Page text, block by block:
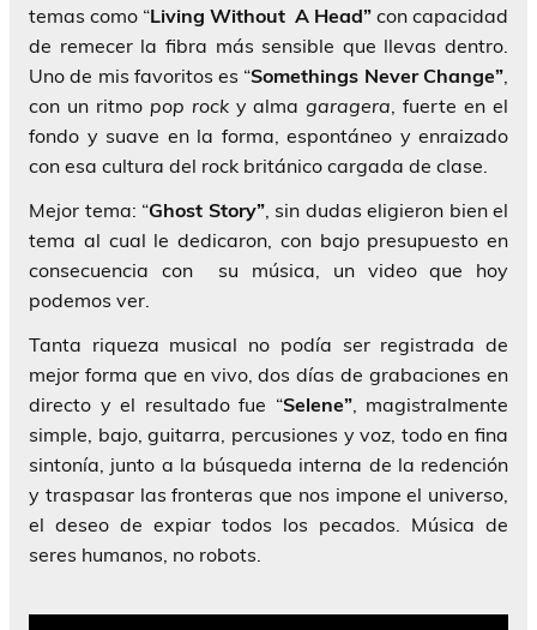
temas como “Living Without A Head” con capacidad
de remecer la fibra más sensible que llevas dentro.
Uno de mis favoritos es “Somethings Never Change”,
con un ritmo pop rocky almagaragera, fuerte en el
fondo y suave en la forma, espontáneo y enraizado
con esa cultura del rock británico cargada de clase.
Mejor tema: “Ghost Story”, sin dudas eligieron bien el
tema al cual le dedicaron, con bajo presupuesto en
consecuencia con su música, un video que hoy
podemos ver.
Tanta riqueza musical no podía ser registrada de
mejor forma que en vivo, dos días de grabaciones en
directo y el resultado fue “Selene”, magistralmente
simple, bajo, guitarra, percusiones y voz, todo en fina
sintonía, junto a la búsqueda interna de la redención
y traspasar las fronteras que nos impone el universo,
el deseo de expiar todos los pecados. Música de
seres humanos, no robots.